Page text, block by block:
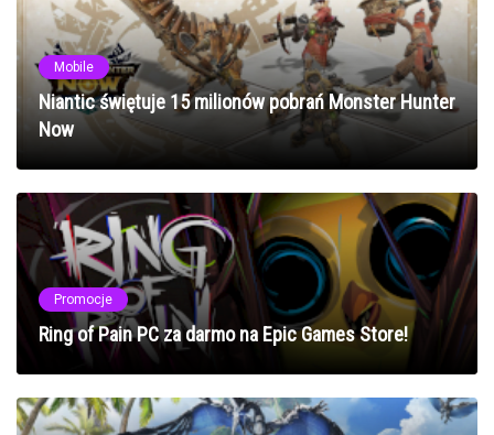
Mobile
Niantic świętuje 15 milionów pobrań Monster Hunter
Now
Promocje
Ring of Pain PC za darmo na Epic Games Store!